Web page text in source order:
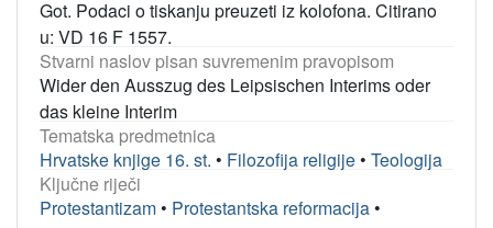
Got. Podaci o tiskanju preuzeti iz kolofona. Citirano
u: VD 16 F 1557.
Stvarni naslov pisan suvremenim pravopisom
Wider den Ausszug des Leipsischen Interims oder
das kleine Interim
Tematska predmetnica
Hrvatske knjige 16. st. • Filozofija religije • Teologija
Ključne riječi
Protestantizam • Protestantska reformacija •